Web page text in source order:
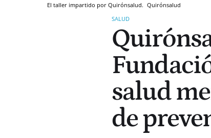
El taller impartido por Quirónsalud. Quirónsalud
SALUD
salud
de